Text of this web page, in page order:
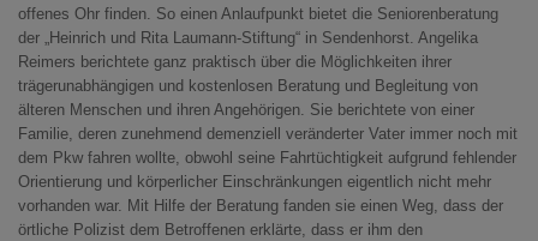
offenes Ohr finden. So einen Anlaufpunkt bietet die Seniorenberatung
der „Heinrich und Rita Laumann-Stiftung“ in Sendenhorst. Angelika
Reimers berichtete ganz praktisch über die Möglichkeiten ihrer
trägerunabhängigen und kostenlosen Beratung und Begleitung von
älteren Menschen und ihren Angehörigen. Sie berichtete von einer
Familie, deren zunehmend demenziell veränderter Vater immer noch mit
dem Pkw fahren wollte, obwohl seine Fahrtüchtigkeit aufgrund fehlender
Orientierung und körperlicher Einschränkungen eigentlich nicht mehr
vorhanden war. Mit Hilfe der Beratung fanden sie einen Weg, dass der
örtliche Polizist dem Betroffenen erklärte, dass er ihm den